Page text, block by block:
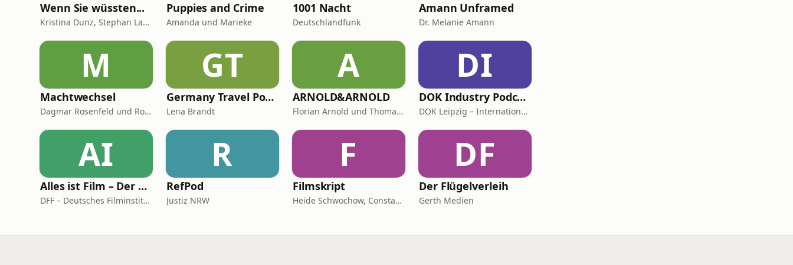
Wenn Sie wüssten...
Kristina Dunz, Stephan Lamby und Eva Quadbeck
Puppies and Crime
Amanda und Marieke
1001 Nacht
Deutschlandfunk
Amann Unframed
Dr. Melanie Amann
M
Machtwechsel
Dagmar Rosenfeld und Robin Alexander
GT
Germany Travel Podcast with Lena Brandt
Lena Brandt
A
ARNOLD&ARNOLD
Florian Arnold und Thomas Arnold
DI
DOK Industry Podcast
DOK Leipzig – International Leipzig Festival for Documentary and Animated Film
AI
Alles ist Film – Der Podcast des DFF
DFF – Deutsches Filminstitut & Filmmuseum
R
RefPod
Justiz NRW
F
Filmskript
Heide Schwochow, Constantin Lieb
DF
Der Flügelverleih
Gerth Medien